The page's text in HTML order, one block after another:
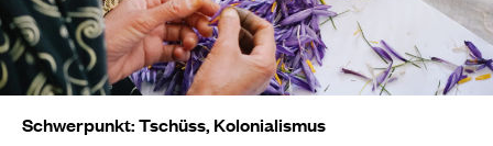
Schwerpunkt: Tschüss, Kolonialismus